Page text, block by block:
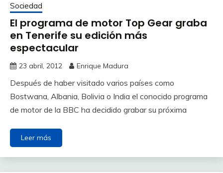
Sociedad
El programa de motor Top Gear graba
en Tenerife su edición más
espectacular
23 abril, 2012 Enrique Madura
Después de haber visitado varios países como
Bostwana, Albania, Bolivia o India el conocido programa
de motor de la BBC ha decidido grabar su próxima
Leer más